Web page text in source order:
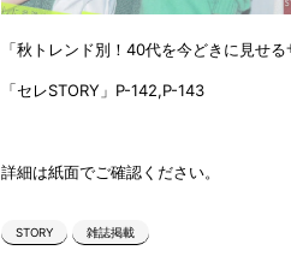
「秋トレンド別！40代を今どきに見せる
「セレSTORY 」P-142,P-143
詳細は紙面でご確認ください。
STORY 雑誌掲載